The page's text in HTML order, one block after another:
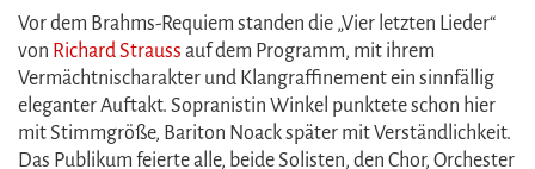
Vor dem Brahms-Requiem standen die „Vier letzten Lieder“
von Richard Strauss auf dem Programm, mit ihrem
Vermächtnischarakter und Klangraffinement ein sinnfällig
eleganter Auftakt. Sopranistin Winkel punktete schon hier
mit Stimmgröße, Bariton Noack später mit Verständlichkeit.
Das Publikum feierte alle, beide Solisten, den Chor, Orchester